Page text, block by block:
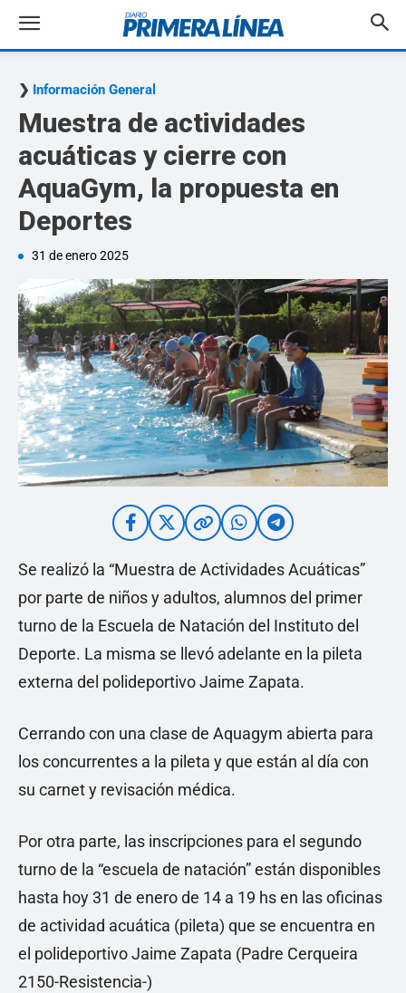
Información General
Muestra de actividades
acuáticas y cierre con
AquaGym, la propuesta en
Deportes
31 de enero 2025
Se realizó la “Muestra de Actividades Acuáticas”
por parte de niños y adultos, alumnos del primer
turno de la Escuela de Natación del Instituto del
Deporte. La misma se llevó adelante en la pileta
externa del polideportivo Jaime Zapata.
Cerrando con una clase de Aquagym abierta para
los concurrentes a la pileta y que están al día con
su carnet y revisación médica.
Por otra parte, las inscripciones para el segundo
turno de la “escuela de natación” están disponibles
hasta hoy 31 de enero de 14 a 19 hs en las oficinas
de actividad acuática (pileta) que se encuentra en
el polideportivo Jaime Zapata (Padre Cerqueira
2150-Resistencia-)